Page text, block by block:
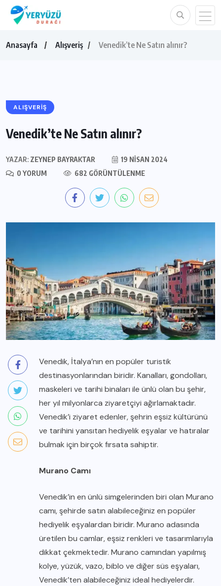
Anasayfa Alışveriş Venedik’te Ne Satın alınır?
ALIŞVERIŞ
Venedik’te Ne Satın alınır?
YAZAR: ZEYNEP BAYRAKTAR
19 NISAN 2024
0 YORUM
682 GÖRÜNTÜLENME
Venedik, İtalya’nın en popüler turistik
destinasyonlarından biridir. Kanalları, gondolları,
maskeleri ve tarihi binaları ile ünlü olan bu şehir,
her yıl milyonlarca ziyaretçiyi ağırlamaktadır.
Venedik’i ziyaret edenler, şehrin eşsiz kültürünü
ve tarihini yansıtan hediyelik eşyalar ve hatıralar
bulmak için birçok fırsata sahiptir.
Murano Camı
Venedik’in en ünlü simgelerinden biri olan Murano
camı, şehirde satın alabileceğiniz en popüler
hediyelik eşyalardan biridir. Murano adasında
üretilen bu camlar, eşsiz renkleri ve tasarımlarıyla
dikkat çekmektedir. Murano camından yapılmış
kolye, yüzük, vazo, biblo ve diğer süs eşyaları,
Venedik’ten alabileceğiniz ideal hediyelerdir.